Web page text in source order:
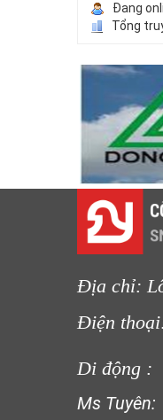
LƯỚI
LƯỚI
Đang
Tổng
Địa chỉ:
Điện
Di động :
Ms